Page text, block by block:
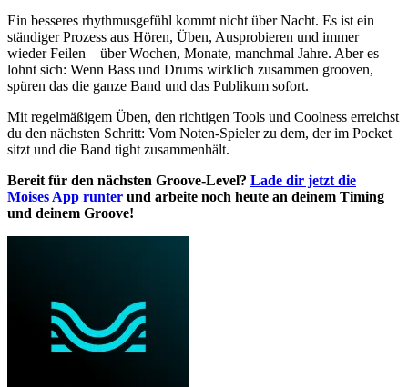
Ein besseres rhythmusgefühl kommt nicht über Nacht. Es ist ein
ständiger Prozess aus Hören, Üben, Ausprobieren und immer
wieder Feilen – über Wochen, Monate, manchmal Jahre. Aber es
lohnt sich: Wenn Bass und Drums wirklich zusammen grooven,
spüren das die ganze Band und das Publikum sofort.
Mit regelmäßigem Üben, den richtigen Tools und Coolness erreichst
du den nächsten Schritt: Vom Noten-Spieler zu dem, der im Pocket
sitzt und die Band tight zusammenhält.
Bereit für den nächsten Groove-Level? Lade dir jetzt die
Moises App runter und arbeite noch heute an deinem Timing
und deinem Groove!